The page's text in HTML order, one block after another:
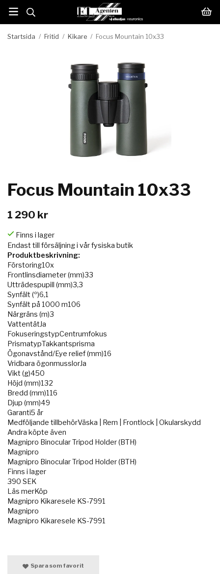
Startsida / Fritid / Kikare / Focus Mountain 10x33
Focus Mountain 10x33
1 290 kr
Finns i lager
Endast till försäljning i vår fysiska butik
Produktbeskrivning:
Förstoring10x
Frontlinsdiameter (mm)33
Utträdespupill (mm)3,3
Synfält (º)6,1
Synfält på 1000 m106
Närgräns (m)3
VattentätJa
FokuseringstypCentrumfokus
PrismatypTakkantsprisma
Ögonavstånd/Eye relief (mm)16
Vridbara ögonmusslorJa
Vikt (g)450
Höjd (mm)132
Bredd (mm)116
Djup (mm)49
Garanti5 år
Medföljande tillbehörVäska | Rem | Frontlock | Okularskydd
Andra köpte även
Magnipro Binocular Tripod Holder (BTH)
Magnipro
Magnipro Binocular Tripod Holder (BTH)
Finns i lager
390 SEK
Läs merKöp
Magnipro Kikaresele KS-7991
Magnipro
Magnipro Kikaresele KS-7991
Spara som favorit